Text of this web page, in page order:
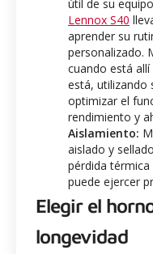
útil de su
Lennox S40
aprender su
personalizado.
cuando está
está, utilizando
optimizar el
rendimiento y
Aislamiento:
aislado y
pérdida
puede ejercer
Elegir el
longevidad